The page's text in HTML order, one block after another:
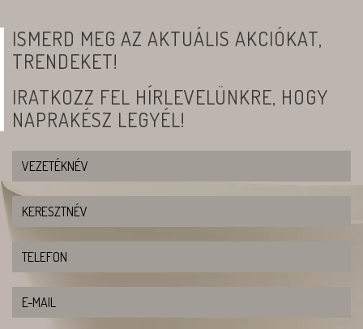
ISMERD MEG AZ AKTUÁLIS AKCIÓKAT,
TRENDEKET!
IRATKOZZ FEL HÍRLEVELÜNKRE, HOGY
NAPRAKÉSZ LEGYÉL!